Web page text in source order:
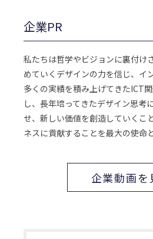
企業PR
私たちは哲学やビジョンに裏付け
めていくデザインの力を信じ、イ
多くの実績を積み上げてきたICT
し、長年培ってきたデザイン思考
せ、新しい価値を創造していくこ
ネスに貢献することを最大の使命
企業動画を